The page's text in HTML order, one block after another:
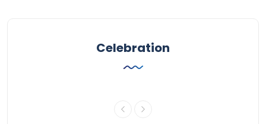
Celebration